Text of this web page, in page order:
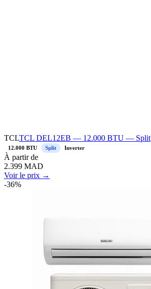
TCLTCL DEL12EB — 12.000 BTU — Split
12.000 BTU Split Inverter
À partir de
2.399 MAD
Voir le prix →
-36%